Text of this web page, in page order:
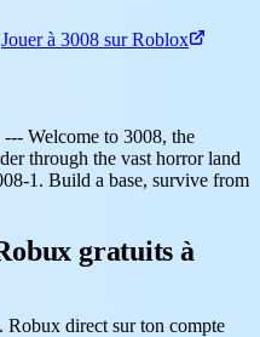
Jouer à 3008 sur Roblox
Welcome to 3008, the
through the vast horror land
1. Build a base, survive from
gratuits à
Robux direct sur ton compte